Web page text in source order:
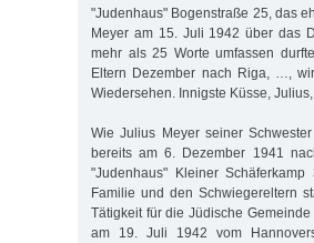
"Judenhaus" Bogenstraße 25, das
Meyer am 15. Juli 1942 über das
mehr als 25 Worte umfassen
Eltern Dezember nach Riga, …,
Wiedersehen. Innigste Küsse, Julius,
Wie Julius Meyer seiner
bereits am 6. Dezember 1941
"Judenhaus" Kleiner
Familie und den Schwiegereltern
Tätigkeit für die Jüdische
am 19. Juli 1942 vom